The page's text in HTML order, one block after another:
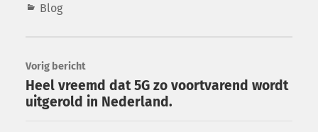
Blog
Vorig bericht
Heel vreemd dat 5G zo voortvarend wordt
uitgerold in Nederland.